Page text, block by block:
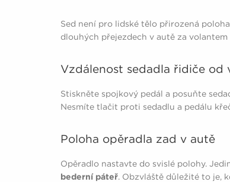
Sed není pro lidské tělo přirozená
dlouhých přejezdech v autě za volantem
Vzdálenost sedadla řidiče od
Stiskněte spojkový pedál a posuňte
Nesmíte tlačit proti sedadlu a pedálu
Poloha opěradla zad v autě
Opěradlo nastavte do svislé polohy.
bederní páteř. Obzvláště důležité to je,